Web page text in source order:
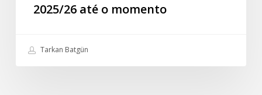
momento
2025/26 até o momento
Tarkan Batgün